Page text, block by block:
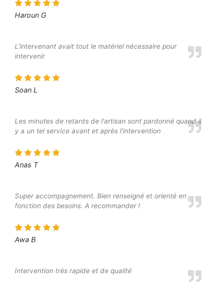
Haroun G
L'intervenant avait tout le matériel nécessaire pour
intervenir
Soan L
Les minutes de retards de l'artisan sont pardonné quand il
y a un tel service avant et après l'intervention
Anas T
Super accompagnement. Bien renseigné et orienté en
fonction des besoins. A recommander !
Awa B
Intervention très rapide et de qualité